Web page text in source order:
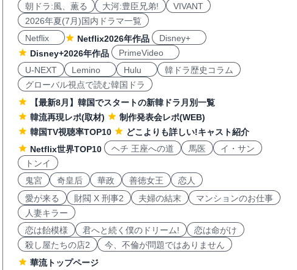
朝ドラ:風、薫る 大河:豊臣兄弟!
VIVANT
2026年夏(7月)国内ドラマ一覧
Netflix
Netflix2026年作品
Disney+
Disney+2026年作品
PrimeVideo
U-NEXT
Lemino Hulu
韓ドラ歴史コラム
グローバル視点で読む韓国ドラ
【最新8月】韓国でスタートの新韓ドラ月別一覧
韓流再現レポ(取材)
制作発表会レポ(WEB)
韓国TV視聴率TOP10
どこよりも詳しい!キャスト紹介
Netflix世界TOP10
ヘチ 王座への道 馬医
イ・サン
トンイ
鬼宮
奇皇后 華政 善徳女王
恋人
愛が来る
財閥 X 刑事2 夫婦の結末
マンションのお仕事
人妻キラー
恋は飴模様
君へと続く僕のドリーム!
恋は命がけ
殺し屋たちの店2
今、不倫が問題ではありません
華流トップページ